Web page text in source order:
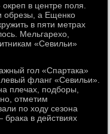
в центре поля.
обрезы, а Ещенко
в пяти метрах
Мельгарехо,
«Севильи»
гол «Спартака»
фланг «Севильи».
плечах, подборы,
отметим
по ходу сезона
брака в действиях